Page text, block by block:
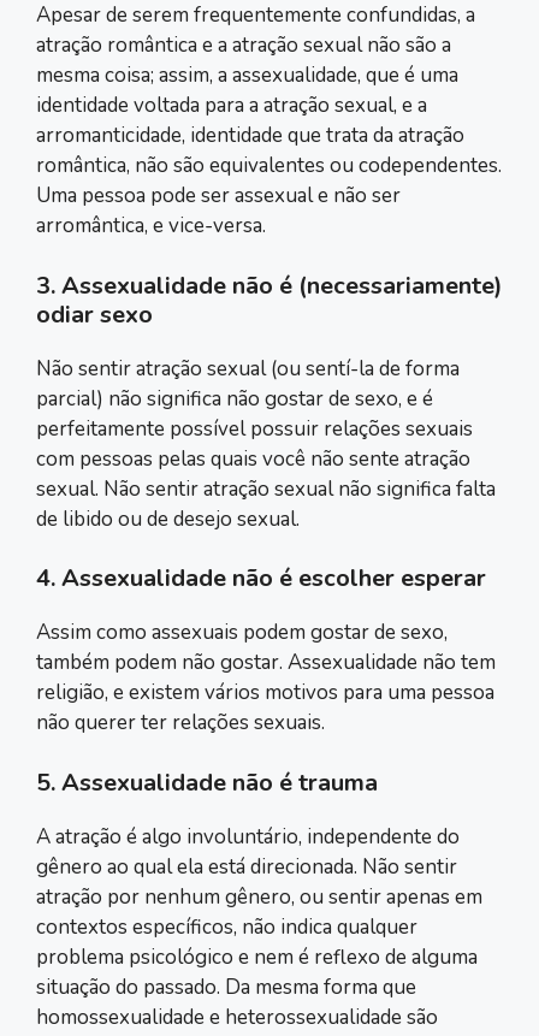
Apesar de serem frequentemente confundidas, a
atração romântica e a atração sexual não são a
mesma coisa; assim, a assexualidade, que é uma
identidade voltada para a atração sexual, e a
arromanticidade, identidade que trata da atração
romântica, não são equivalentes ou codependentes.
Uma pessoa pode ser assexual e não ser
arromântica, e vice-versa.
3. Assexualidade não é (necessariamente)
odiar sexo
Não sentir atração sexual (ou sentí-la de forma
parcial) não significa não gostar de sexo, e é
perfeitamente possível possuir relações sexuais
com pessoas pelas quais você não sente atração
sexual. Não sentir atração sexual não significa falta
de libido ou de desejo sexual.
4. Assexualidade não é escolher esperar
Assim como assexuais podem gostar de sexo,
também podem não gostar. Assexualidade não tem
religião, e existem vários motivos para uma pessoa
não querer ter relações sexuais.
5. Assexualidade não é trauma
A atração é algo involuntário, independente do
gênero ao qual ela está direcionada. Não sentir
atração por nenhum gênero, ou sentir apenas em
contextos específicos, não indica qualquer
problema psicológico e nem é reflexo de alguma
situação do passado. Da mesma forma que
homossexualidade e heterossexualidade são